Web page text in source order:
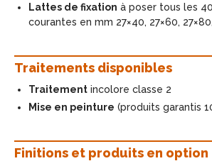
Lattes de fixation à poser tous les
courantes en mm 27×40, 27×60,
Traitements disponibles
Traitement incolore classe 2
Mise en peinture (produits garantis
Finitions et produits en option